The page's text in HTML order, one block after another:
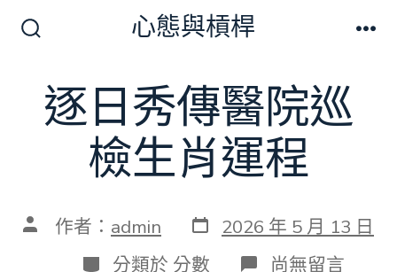
切
換
開
心態與槓桿
逐日秀傳醫院巡
檢生肖運程
文 作者： admin 發
表
日
2026 年 5 月 13 日
分
分類於 分數 在
尚無留言